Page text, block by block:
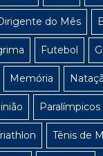
do Mês
Futebol
Memória
Paralímpicos
Tênis de